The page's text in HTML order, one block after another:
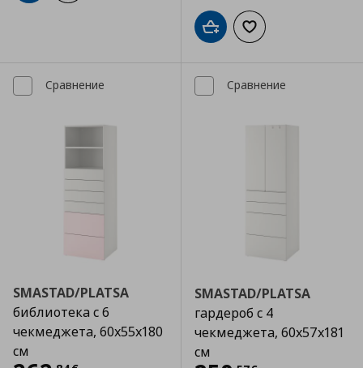
Добави в кошницата
Добави към
Сравнение
SMASTAD/PLATSA
библиотека с 6
чекмеджета, 60x55x180
см
Сравнение
SMASTAD/PLATSA
гардероб с 4
чекмеджета, 60x57x181
см